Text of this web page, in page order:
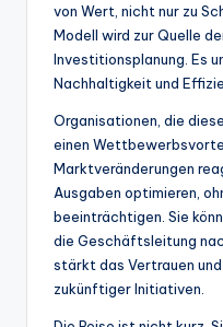
von Wert, nicht nur zu
Modell wird zur Quelle
Investitionsplanung. Es
Nachhaltigkeit und
Organisationen, die
einen
Marktveränderungen
Ausgaben optimieren,
beeinträchtigen. Sie
die Geschäftsleitung
stärkt das Vertrauen
zukünftiger Initiativen.